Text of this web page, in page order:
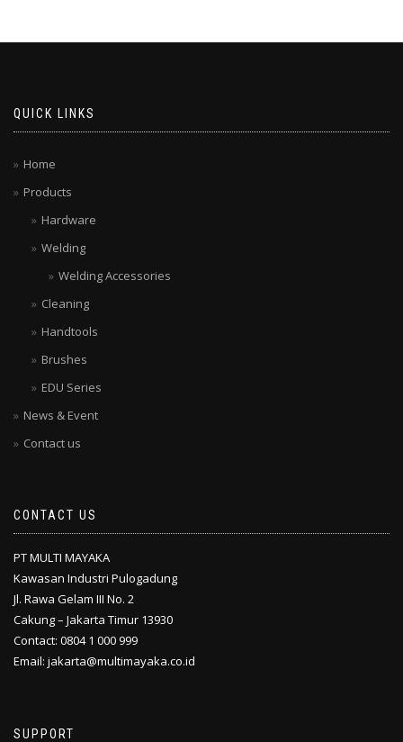
QUICK LINKS
Home
Products
Hardware
Welding
Welding Accessories
Cleaning
Handtools
Brushes
EDU Series
News & Event
Contact us
CONTACT US
PT MULTI MAYAKA
Kawasan Industri Pulogadung
Jl. Rawa Gelam III No. 2
Cakung – Jakarta Timur 13930
Contact: 0804 1 000 999
Email: jakarta@multimayaka.co.id
SUPPORT